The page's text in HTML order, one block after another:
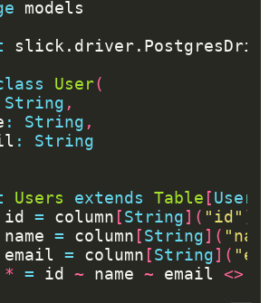
models
User(
String ,
: String ,
:
String
Users extends Table [User
id = column [String]( "id" )
name = column [String](
email = column [String](
* = id ~ name ~ email <>